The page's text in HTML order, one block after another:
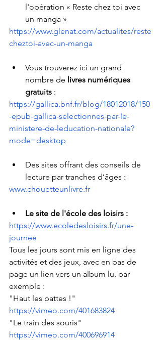
l'opération « Reste chez toi avec
un manga »
https://www.glenat.com/actualites/reste
cheztoi-avec-un-manga
Vous trouverez ici un grand
nombre de livres numériques
gratuits :
https://gallica.bnf.fr/blog/18012018/150
-epub-gallica-selectionnes-par-le-
ministere-de-leducation-nationale?
mode=desktop
Des sites offrant des conseils de
lecture par tranches d’âges :
www.chouetteunlivre.fr
Le site de l'école des loisirs :
https://www.ecoledesloisirs.fr/une-
journee
Tous les jours sont mis en ligne des
activités et des jeux, avec en bas de
page un lien vers un album lu, par
exemple :
"Haut les pattes !"
https://vimeo.com/401683824
"Le train des souris"
https://vimeo.com/400696914